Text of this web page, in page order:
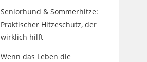
Seniorhund & Sommerhitze:
Praktischer Hitzeschutz, der
wirklich hilft
Wenn das Leben die